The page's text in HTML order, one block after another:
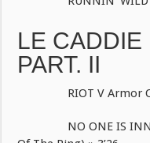
LE CADDIE
PART. II
RIOT V Armor Of
NO ONE IS